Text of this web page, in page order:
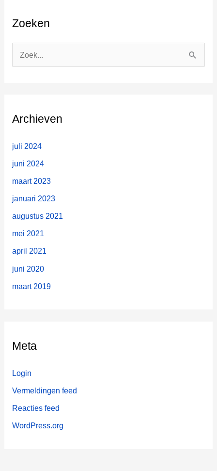
Zoeken
o
a
r
Archieven
juli 2024
juni 2024
maart 2023
januari 2023
augustus 2021
mei 2021
april 2021
juni 2020
maart 2019
Meta
Login
Vermeldingen feed
Reacties feed
WordPress.org